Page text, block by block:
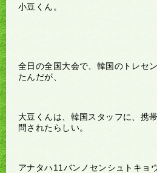
小豆くん。
全日の全国大会で、韓国のトレセ
たんだが、
大豆くんは、韓国スタッフに、携
問されたらしい。
アナタハ11バンノセンシュトキョ